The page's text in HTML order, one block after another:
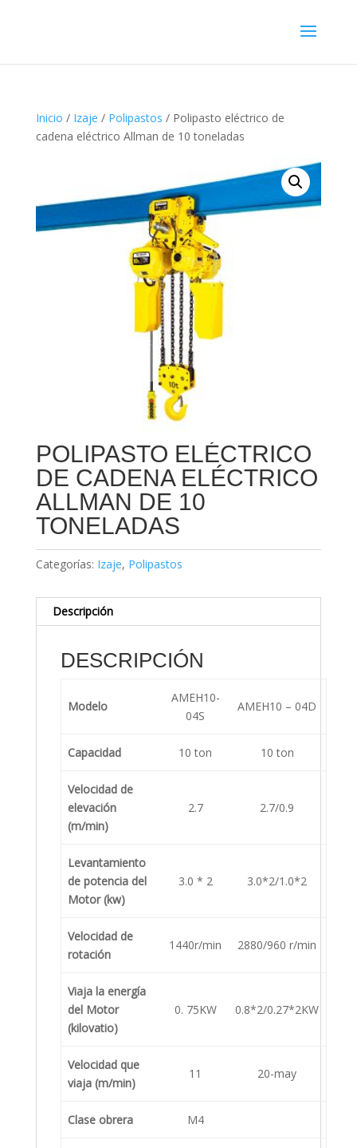
Inicio / Izaje / Polipastos / Polipasto eléctrico de
cadena eléctrico Allman de 10 toneladas
POLIPASTO ELÉCTRICO
DE CADENA ELÉCTRICO
ALLMAN DE 10
TONELADAS
Categorías: Izaje, Polipastos
Descripción
DESCRIPCIÓN
Modelo
AMEH10-
04S
AMEH10 – 04D
Capacidad 10 ton 10 ton
Velocidad de
elevación
(m/min)
2.7 2.7/0.9
Levantamiento
de potencia del
Motor (kw)
3.0 * 2 3.0*2/1.0*2
Velocidad de
rotación
1440r/min 2880/960 r/min
Viaja la energía
del Motor
(kilovatio)
0. 75KW 0.8*2/0.27*2KW
Velocidad que
viaja (m/min)
11 20-may
Clase obrera M4